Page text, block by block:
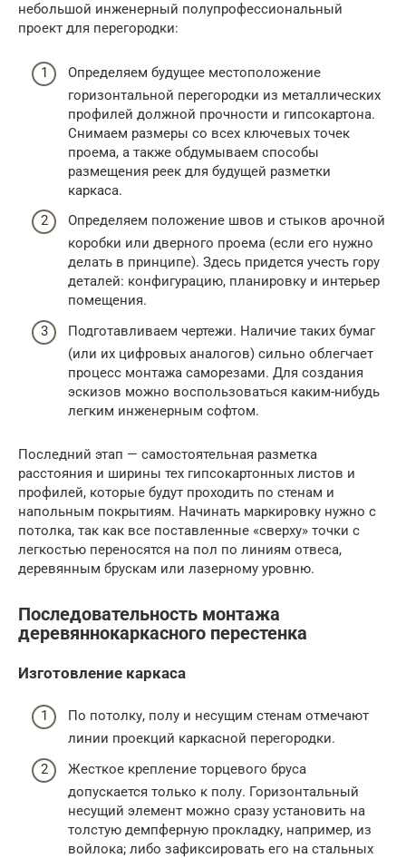
небольшой инженерный полупрофессиональный
проект для перегородки:
Определяем будущее местоположение
горизонтальной перегородки из металлических
профилей должной прочности и гипсокартона.
Снимаем размеры со всех ключевых точек
проема, а также обдумываем способы
размещения реек для будущей разметки
каркаса.
Определяем положение швов и стыков арочной
коробки или дверного проема (если его нужно
делать в принципе). Здесь придется учесть гору
деталей: конфигурацию, планировку и интерьер
помещения.
Подготавливаем чертежи. Наличие таких бумаг
(или их цифровых аналогов) сильно облегчает
процесс монтажа саморезами. Для создания
эскизов можно воспользоваться каким-нибудь
легким инженерным софтом.
Последний этап — самостоятельная разметка
расстояния и ширины тех гипсокартонных листов и
профилей, которые будут проходить по стенам и
напольным покрытиям. Начинать маркировку нужно с
потолка, так как все поставленные «сверху» точки с
легкостью переносятся на пол по линиям отвеса,
деревянным брускам или лазерному уровню.
Последовательность монтажа
деревяннокаркасного перестенка
Изготовление каркаса
По потолку, полу и несущим стенам отмечают
линии проекций каркасной перегородки.
Жесткое крепление торцевого бруса
допускается только к полу. Горизонтальный
несущий элемент можно сразу установить на
толстую демпферную прокладку, например, из
войлока; либо зафиксировать его на стальных